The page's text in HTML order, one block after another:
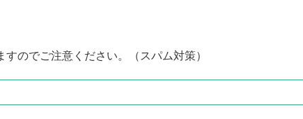
のでご注意ください。（スパム対策）